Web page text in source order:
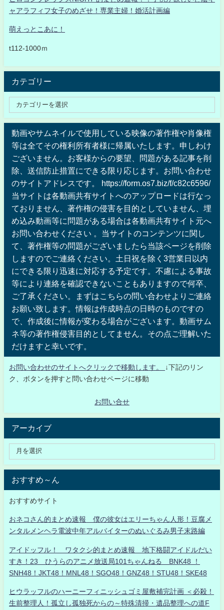
ャアラフィフ女子のめざせ！専業主婦！婚活計画編
萌えっとこあに！
t112-1000ｍ
カテゴリー
動画やサムネイルで使用している映像の著作権や肖像権
等は全てその権利所有者様に帰属いたします。申しわけ
ございません。お客様からの要望、問題がある記事を削
除、送信防止措置にできる限り応じます。お問い合わせ
のサイトアドレスです。 https://form.os7.biz/f/c82c6596/
当サイトは各動画共有サイトへのアップロードは行なっ
ておりません、著作権の侵害を目的としていません、埋
め込み動画等に問題がある場合は各動画共有サイト元へ
お問い合わせください 。当サイトのコンテンツに関し
て、著作権等の問題がございましたら当該ページを削除
しますのでご連絡ください。土日祝を除く3営業日以内
にできる限り迅速に対応する予定です。不慮による事故
等により連絡を確認できないこともありますので何卒、
ご了承ください。まずはこちらの問い合わせよりご連絡
お願い致します。情報は作成時点の日時のものですの
で、作成後に情報が変わる場合がございます。動画サム
ネ等の著作権侵害目的としてません。その点ご理解いた
だけますと幸いです。
お問い合わせのサイトへクリックで移動します。
↓下記のリン
ク、ボタンを押すと問い合わせページに移動
お問い合せ
アーカイブ
おすすめ～ん
おすすめサイト
おネコさん的まとめ速報 僕の彼女はエリーちゃん人形！豆腐メ
ンタルメンヘラ電波中年アルバイターのぬいぐるみ男子末路編
アイドッフル！ ワタクシ的まとめ速報 地下格闘アイドルだい
すき！23 ひうらのアニメ放送局101ちゃんねる BNK48 ！
SNH48！JKT48！MNL48！SGO48！GNZ48！STU48！SKE48
ヒウラッフルのハーニーフィニッシュゴミ屋敷補完計画 ＜必殺！
生前整理人！孤立し孤独死からの～特殊清掃・遺品整理への道F